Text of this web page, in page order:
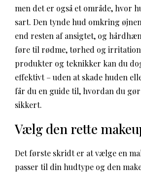
men det er også et område, hvor
sart. Den tynde hud omkring
end resten af ansigtet, og
føre til rødme, tørhed og
produkter og teknikker kan du
effektivt – uden at skade huden
får du en guide til, hvordan du
sikkert.
Vælg den rette
Det første skridt er at vælge en
passer til din hudtype og den